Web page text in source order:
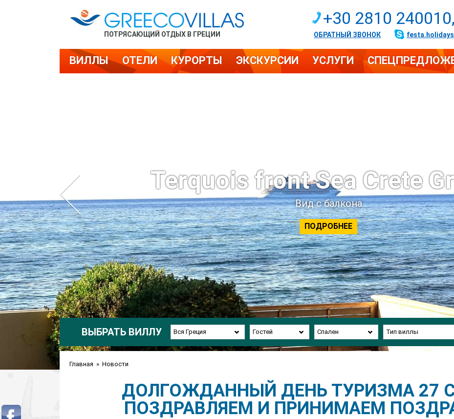
ПОТРЯСАЮЩИЙ ОТДЫХ В ГРЕЦИИ
+30 2810
ОБРАТНЫЙ ЗВОНОК festa.holidays
ВИЛЛЫ ОТЕЛИ КУРОРТЫ ЭКСКУРСИИ УСЛУГИ
Terquois front Sea Crete
Вид с балкона
ПОДРОБНЕЕ
ВЫБРАТЬ ВИЛЛУ Вся Греция Гостей Спален Тип виллы
Главная » Новости
ДОЛГОЖДАННЫЙ ДЕНЬ ТУРИЗМА 27
ПОЗДРАВЛЯЕМ И ПРИНИМАЕМ